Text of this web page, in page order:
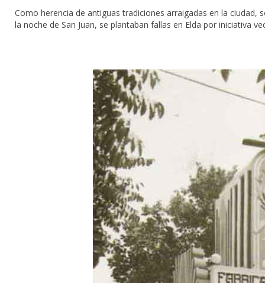
Como herencia de antiguas tradiciones arraigadas en la
la noche de San Juan, se plantaban fallas en Elda por iniciativa